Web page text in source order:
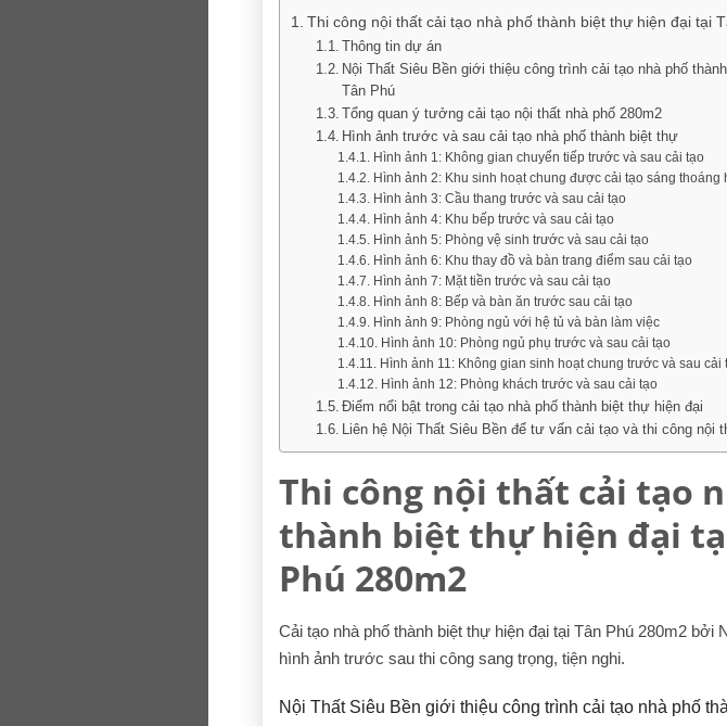
Thi công nội thất cải tạo nhà phố thành biệt thự hiện đại tại
Thông tin dự án
Nội Thất Siêu Bền giới thiệu công trình cải tạo nhà phố
Tân Phú
Tổng quan ý tưởng cải tạo nội thất nhà phố 280m2
Hình ảnh trước và sau cải tạo nhà phố thành biệt thự
Hình ảnh 1: Không gian chuyển tiếp trước và sau cải tạo
Hình ảnh 2: Khu sinh hoạt chung được cải tạo sáng thoáng
Hình ảnh 3: Cầu thang trước và sau cải tạo
Hình ảnh 4: Khu bếp trước và sau cải tạo
Hình ảnh 5: Phòng vệ sinh trước và sau cải tạo
Hình ảnh 6: Khu thay đồ và bàn trang điểm sau cải tạo
Hình ảnh 7: Mặt tiền trước và sau cải tạo
Hình ảnh 8: Bếp và bàn ăn trước sau cải tạo
Hình ảnh 9: Phòng ngủ với hệ tủ và bàn làm việc
Hình ảnh 10: Phòng ngủ phụ trước và sau cải tạo
Hình ảnh 11: Không gian sinh hoạt chung trước và sau cải
Hình ảnh 12: Phòng khách trước và sau cải tạo
Điểm nổi bật trong cải tạo nhà phố thành biệt thự hiện đại
Liên hệ Nội Thất Siêu Bền để tư vấn cải tạo và thi công nội
Thi công nội thất cải tạo
thành biệt thự hiện đại
Phú 280m2
Cải tạo nhà phố thành biệt thự hiện đại tại Tân Phú 280m2 bởi
hình ảnh trước sau thi công sang trọng, tiện nghi.
Nội Thất Siêu Bền giới thiệu công trình cải tạo nhà phố